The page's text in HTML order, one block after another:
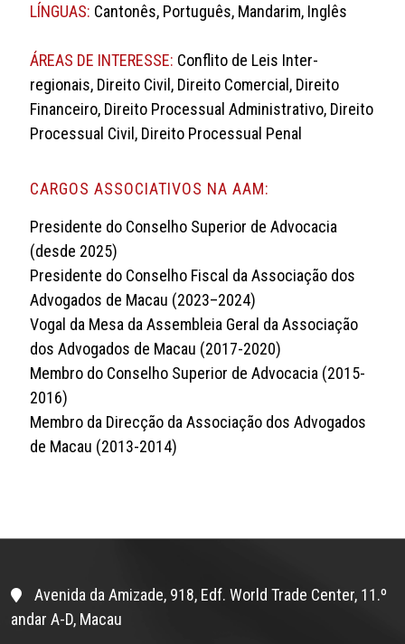
LÍNGUAS: Cantonês, Português, Mandarim, Inglês
ÁREAS DE INTERESSE: Conflito de Leis Inter-
regionais, Direito Civil, Direito Comercial, Direito
Financeiro, Direito Processual Administrativo, Direito
Processual Civil, Direito Processual Penal
CARGOS ASSOCIATIVOS NA AAM:
Presidente do Conselho Superior de Advocacia
(desde 2025)
Presidente do Conselho Fiscal da Associação dos
Advogados de Macau (2023–2024)
Vogal da Mesa da Assembleia Geral da Associação
dos Advogados de Macau (2017-2020)
Membro do Conselho Superior de Advocacia (2015-
2016)
Membro da Direcção da Associação dos Advogados
de Macau (2013-2014)
Avenida da Amizade, 918, Edf. World Trade Center, 11.º
andar A-D, Macau